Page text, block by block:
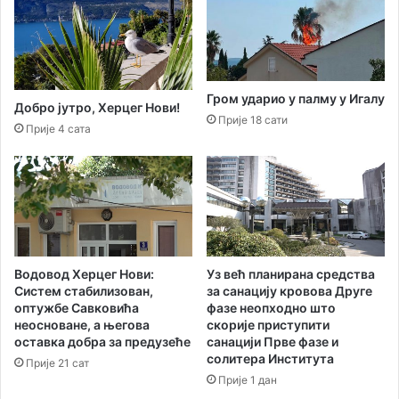
а
К
и
ш
и
ћ
“
р
о
с
л
в
и
л
и
п
о
л
д
с
т
и
н
а
и
ј
а
љ
т
а
Добро јутро, Херцег Нови!
Прије 4 сата
Гром ударио у палму у Игалу
Прије 18 сати
Водовод Херцег Нови:
Систем стабилизован,
оптужбе Савковића
неосноване, а његова
оставка добра за предузеће
Прије 21 сат
Уз већ планирана средства
за санацију кровова Друге
фазе неопходно што
скорије приступити
санацији Прве фазе и
солитера Института
Прије 1 дан